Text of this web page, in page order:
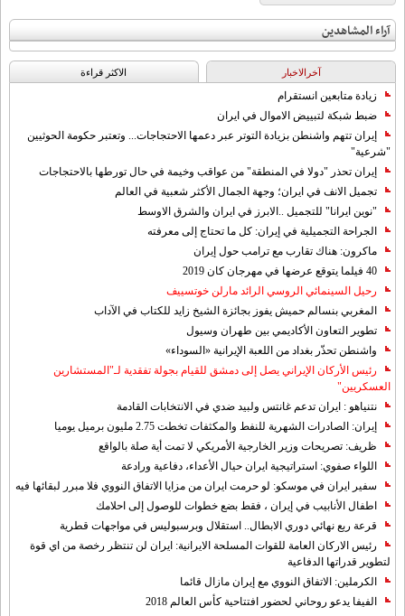
آراء المشاهدين
آخرالاخبار الاکثر قراءة
زيادة متابعين انستقرام
ضبط شبكة لتبييض الاموال في ايران
إيران تتهم واشنطن بزيادة التوتر عبر دعمها الاحتجاجات... وتعتبر حكومة الحوثيين
"شرعية"
إيران تحذر "دولا في المنطقة" من عواقب وخيمة في حال تورطها بالاحتجاجات
تجميل الانف في ايران؛ وجهة الجمال الأكثر شعبية في العالم
"نوين ايرانا" للتجميل ..الابرز في ايران والشرق الاوسط
الجراحة التجميلية في إيران: كل ما تحتاج إلى معرفته
ماكرون: هناك تقارب مع ترامب حول إيران
40 فيلما يتوقع عرضها في مهرجان كان 2019
رحيل السينمائي الروسي الرائد مارلن خوتسييف
المغربي بنسالم حميش يفوز بجائزة الشيخ زايد للكتاب في الآداب
تطوير التعاون الأكاديمي بين طهران وسيول
واشنطن تحذّر بغداد من اللعبة الإيرانية «السوداء»
رئيس الأركان الإيراني يصل إلى دمشق للقيام بجولة تفقدية لـ"المستشارين
العسكريين"
نتنياهو : ايران تدعم غانتس ولبيد ضدي في الانتخابات القادمة
إيران: الصادرات الشهریة للنفط والمكثفات تخطت 2.75 مليون برميل يوميا
ظريف: تصريحات وزير الخارجية الأمريكي لا تمت أية صلة بالواقع
اللواء صفوي: استراتيجية ايران حيال الأعداء، دفاعية ورادعة
سفير ايران في موسكو: لو حرمت ايران من مزايا الاتفاق النووي فلا مبرر لبقائها فيه
اطفال الأنابيب في إيران ، فقط بضع خطوات للوصول إلى احلامك
قرعة ربع نهائي دوري الابطال.. استقلال وبرسبوليس في مواجهات قطرية
رئيس الاركان العامة للقوات المسلحة الايرانية: ايران لن تنتظر رخصة من اي قوة
لتطوير قدراتها الدفاعية
الكرملين: الاتفاق النووي مع إيران مازال قائما
الفيفا يدعو روحاني لحضور افتتاحية كأس العالم 2018